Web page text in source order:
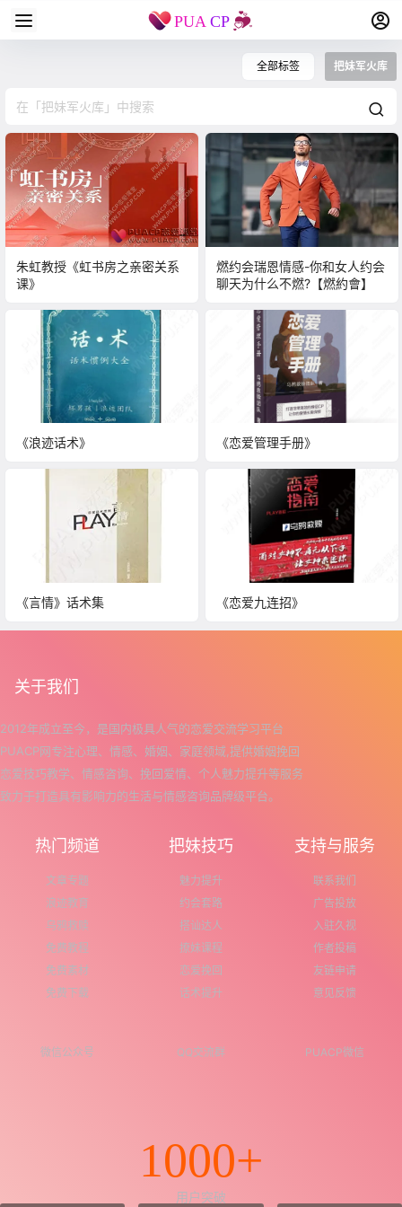
全部标签 把妹军火库
朱虹教授《虹书房之亲密关系
课》
燃约会瑞恩情感-你和女人约会
聊天为什么不燃?【燃約會】
《浪迹话术》 《恋爱管理手册》
《言情》话术集 《恋爱九连招》
关于我们
2012年成立至今，是国内极具人气的恋爱交流学习平台
PUACP网专注心理、情感、婚姻、家庭领域,提供婚姻挽回
恋爱技巧教学、情感咨询、挽回爱情、个人魅力提升等服务
致力于打造具有影响力的生活与情感咨询品牌级平台。
热门频道
文章专题
浪迹教育
乌鸦救赎
免费教程
免费素材
免费下载
把妹技巧
魅力提升
约会套路
搭讪达人
撩妹课程
恋爱挽回
话术提升
支持与服务
联系我们
广告投放
入驻久视
作者投稿
友链申请
意见反馈
微信公众号 QQ交流群 PUACP微信
1000+
用户突破